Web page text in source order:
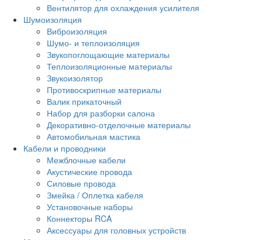
Вентилятор для охлаждения усилителя
Шумоизоляция
Виброизоляция
Шумо- и теплоизоляция
Звукопоглощающие материалы
Теплоизоляционные материалы
Звукоизолятор
Противоскрипные материалы
Валик прикаточный
Набор для разборки салона
Декоративно-отделочные материалы
Автомобильная мастика
Кабели и проводники
Межблочные кабели
Акустические провода
Силовые провода
Змейка / Оплетка кабеля
Установочные наборы
Коннекторы RCA
Аксессуары для головных устройств